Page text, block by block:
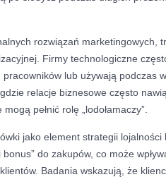
rozwiązań marketingowych,
Firmy technologiczne
lub używają podczas
relacje biznesowe często
pełnić rolę „lodołamaczy”.
jako element strategii lojalności
do zakupów, co może
Badania wskazują, że